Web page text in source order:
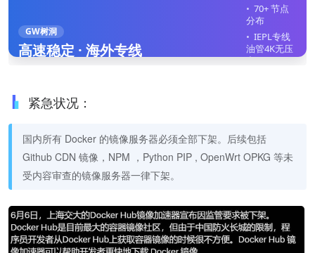
GW树洞
高速稳定 · 海外专线
70+ 节点
分布
IEPL专线
油管4K无压
力
立即注册
紧急状况：
国内所有 Docker 的镜像服务器必须全部下架。后续包括
Github CDN 镜像，NPM ，Python PIP , OpenWrt OPKG 等未
受内容审查的镜像服务器一律下架。